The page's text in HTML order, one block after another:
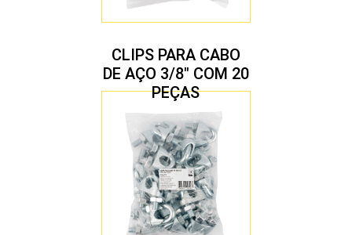
CLIPS PARA CABO
DE AÇO 3/8″ COM 20
PEÇAS